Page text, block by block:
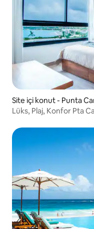
Site içi konut - Punta
Lüks, Plaj, Konfor Pta